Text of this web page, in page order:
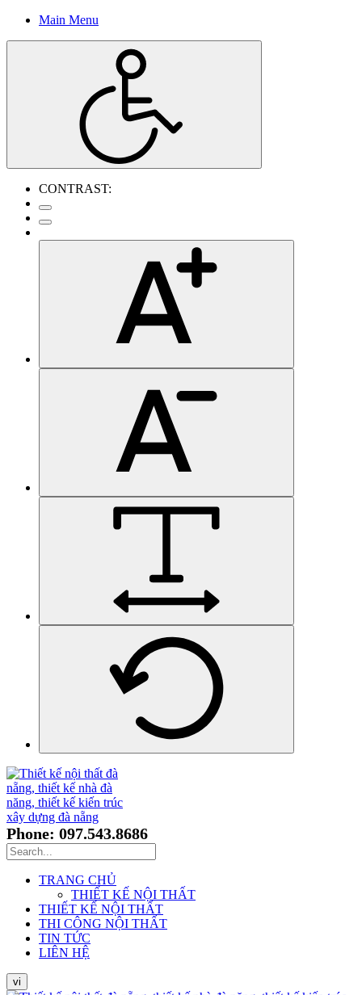
Main Menu
CONTRAST:
Phone: 097.543.8686
TRANG CHỦ
THIẾT KẾ NỘI THẤT
THIẾT KẾ NỘI THẤT
THI CÔNG NỘI THẤT
TIN TỨC
LIÊN HỆ
vi